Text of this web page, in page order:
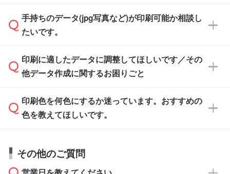
せいただければ、弊社にて無料でデザインデー
タを1点作成いたします。
積・ご注文フォームにアップロードしてご入稿
ください。
ご入稿後は経験豊富なスタッフがデータに不備
がないかチェックし、お客様と確認してから印
刷に進みますので、ご安心ください。
一部商品は入稿用テンプレートのご用意があり
ます。各商品ページの『印刷方法・テンプレー
入稿用のテンプレートはPDF形式ですが、
IllustratorやPhotoshopで開いてご利用いただけ
方」をご確認ください。
手持ちのデータ(jpg写真など)が印刷可能か相談し
たいです。
印刷に適したデータ・解像度かどうか、担当ス
タッフが事前に確認いたします。
ムへ添付いただくか、担当スタッフ宛にメール
でお送りください。
い合わせください。
印刷に適したデータに調整してほしいです／その
他データ作成に関するお困りごと
データ作成でお困りの際には、担当スタッフが
サポートいたしますのでお気軽にご相談くださ
から添付してお送りください。
印刷色を何色にするか迷っています。おすすめの
色を教えてほしいです。
お見積・ご注文・
相談いただきますと、担当スタッフがお客様の
ご希望や商品の本体色を確認し、印刷色をご提
その他のご質問